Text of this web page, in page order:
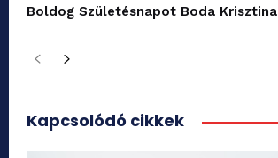
Boldog Születésnapot Boda Krisztina
Kapcsolódó cikkek